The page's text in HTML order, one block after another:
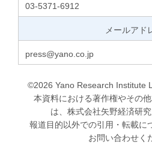
03-5371-6912
メールアド
press@yano.co.jp
©2026 Yano Research Institute
本資料における著作権やその他
は、株式会社矢野経済研究
報道目的以外での引用・転載に
お問い合わせく